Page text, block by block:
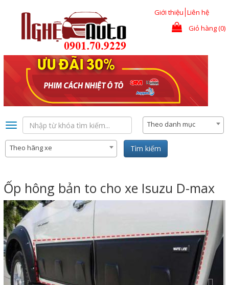
Giới thiệu Liên hệ
Giỏ hàng (0)
Toggle
navigation
Theo danh mục
Theo hãng xe Tìm kiếm
Ốp hông bản to cho xe Isuzu D-max
Previous